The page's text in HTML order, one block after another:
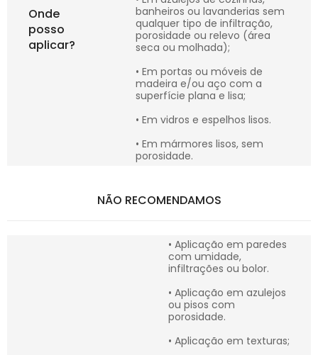
Onde
posso
aplicar?
banheiros ou lavanderias sem
qualquer tipo de infiltração,
porosidade ou relevo (área
seca ou molhada);
• Em portas ou móveis de
madeira e/ou aço com a
superfície plana e lisa;
• Em vidros e espelhos lisos.
• Em mármores lisos, sem
porosidade.
NÃO RECOMENDAMOS
• Aplicação em paredes
com umidade,
infiltrações ou bolor.
• Aplicação em azulejos
ou pisos com
porosidade.
• Aplicação em texturas;